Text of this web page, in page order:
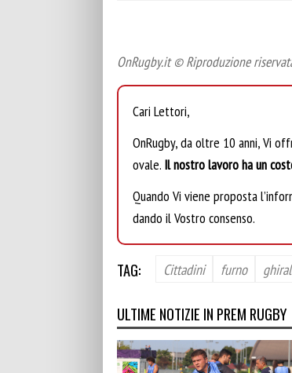
OnRugby.it © Riproduzione
Cari Lettori,
OnRugby, da oltre 10 anni, Vi
ovale. Il nostro lavoro ha un
Quando Vi viene proposta
dando il Vostro consenso.
TAG: Cittadini furno
ULTIME NOTIZIE IN PREM RUGBY